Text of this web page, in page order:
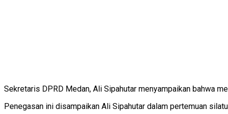
Sekretaris DPRD Medan, Ali Sipahutar menyampaikan bahwa
Penegasan ini disampaikan Ali Sipahutar dalam pertemuan